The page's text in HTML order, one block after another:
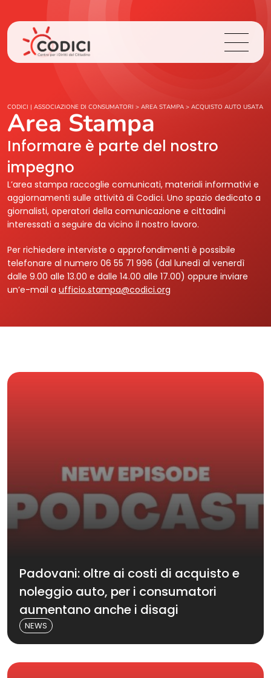
Chi Siamo
Cosa Facciamo
Area Stampa
Contatti
Login
CODICI | ASSOCIAZIONE DI CONSUMATORI > AREA STAMPA > ACQUISTO AUTO USATA
Area Stampa
Informare è parte del nostro
impegno
L’area stampa raccoglie comunicati, materiali informativi e
aggiornamenti sulle attività di Codici. Uno spazio dedicato a
giornalisti, operatori della comunicazione e cittadini
interessati a seguire da vicino il nostro lavoro.
Per richiedere interviste o approfondimenti è possibile
telefonare al numero 06 55 71 996 (dal lunedì al venerdì
dalle 9.00 alle 13.00 e dalle 14.00 alle 17.00) oppure inviare
un’e-mail a ufficio.stampa@codici.org
Padovani: oltre ai costi di acquisto e
noleggio auto, per i consumatori
aumentano anche i disagi
NEWS